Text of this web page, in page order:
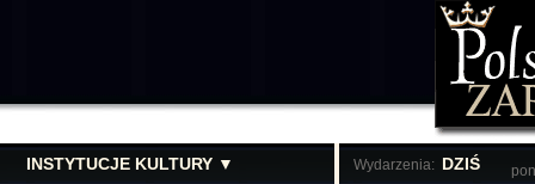
INSTYTUCJE KULTURY ▼ Wydarzenia: DZIŚ